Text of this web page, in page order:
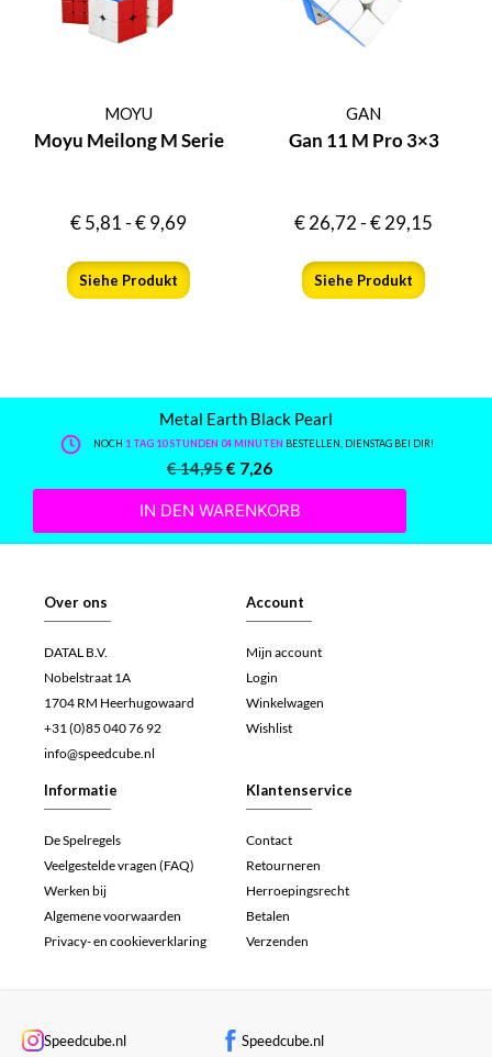
MOYU
Moyu Meilong M Serie
€5,81-€9,69
Siehe Produkt
GAN
Gan 11 M Pro 3×3
€26,72-€29,15
Siehe Produkt
Metal Earth Black Pearl
NOCH 1 TAG 10 STUNDEN 04 MINUTEN BESTELLEN, DIENSTAG BEI DIR!
€14,95€ 7,26
IN DEN WARENKORB
Over ons
DATAL B.V.
Nobelstraat 1A
1704 RM Heerhugowaard
+31 (0)85 040 76 92
info@speedcube.nl
Account
Mijn account
Login
Winkelwagen
Wishlist
Informatie
De Spelregels
Veelgestelde vragen (FAQ)
Werken bij
Algemene voorwaarden
Privacy- en cookieverklaring
Klantenservice
Contact
Retourneren
Herroepingsrecht
Betalen
Verzenden
Speedcube.nl Speedcube.nl